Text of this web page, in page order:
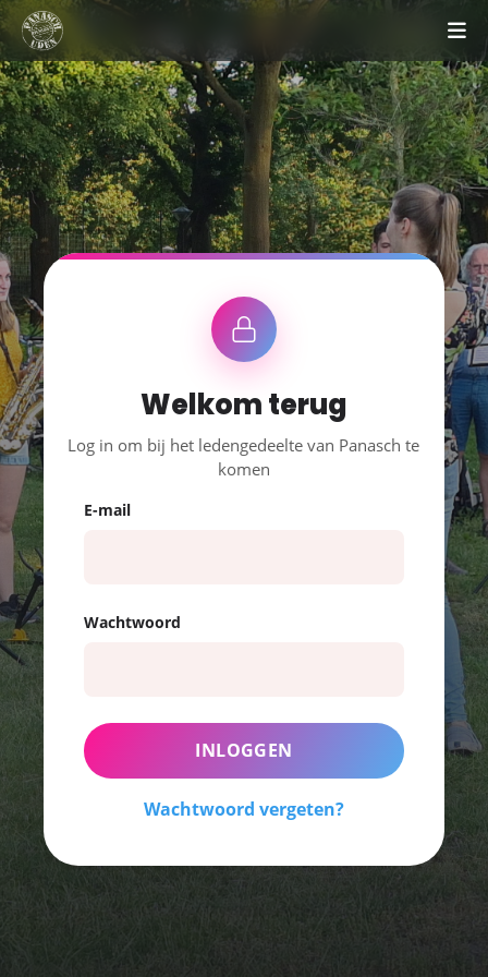
Welkom terug
Log in om bij het ledengedeelte van Panasch te
komen
E-mail
Wachtwoord
Wachtwoord vergeten?